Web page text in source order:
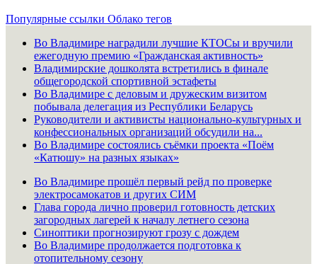
Популярные ссылки Облако тегов
Во Владимире наградили лучшие КТОСы и вручили
ежегодную премию «Гражданская активность»
Владимирские дошколята встретились в финале
общегородской спортивной эстафеты
Во Владимире с деловым и дружеским визитом
побывала делегация из Республики Беларусь
Руководители и активисты национально-культурных и
конфессиональных организаций обсудили на...
Во Владимире состоялись съёмки проекта «Поём
«Катюшу» на разных языках»
Во Владимире прошёл первый рейд по проверке
электросамокатов и других СИМ
Глава города лично проверил готовность детских
загородных лагерей к началу летнего сезона
Синоптики прогнозируют грозу с дождем
Во Владимире продолжается подготовка к
отопительному сезону